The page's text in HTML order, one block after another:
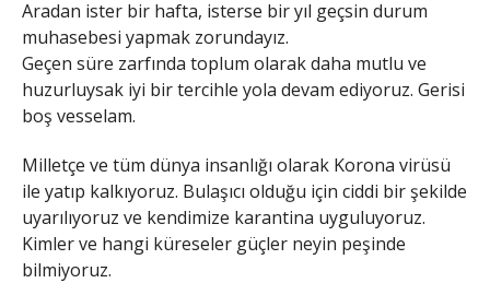
Aradan ister bir hafta, isterse bir yıl geçsin durum
muhasebesi yapmak zorundayız.
Geçen süre zarfında toplum olarak daha mutlu ve
huzurluysak iyi bir tercihle yola devam ediyoruz. Gerisi
boş vesselam.
Milletçe ve tüm dünya insanlığı olarak Korona virüsü
ile yatıp kalkıyoruz. Bulaşıcı olduğu için ciddi bir şekilde
uyarılıyoruz ve kendimize karantina uyguluyoruz.
Kimler ve hangi küreseler güçler neyin peşinde
bilmiyoruz.